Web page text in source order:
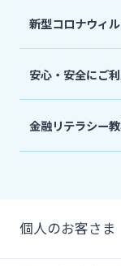
お問い合わせ
新型コロナウィ
安心・安全にご
金融リテラシー
個人のお客さま